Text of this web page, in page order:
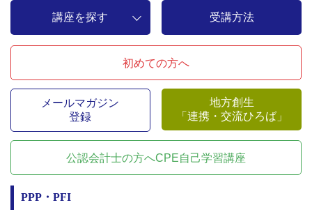
講座を探す 受講方法
初めての方へ
メールマガジン
登録
地方創生
「連携・交流ひろば」
公認会計士の方へCPE自己学習講座
PPP・PFI